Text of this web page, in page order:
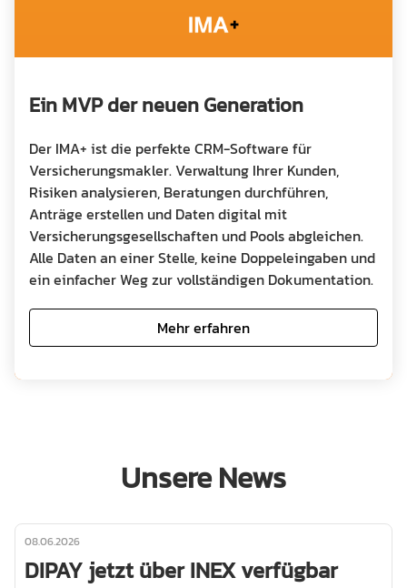
Anleitung
Ausbildung Fachinformatiker
Presse
Kontakt
Datenschutz
Ein MVP der neuen Generation
Der IMA+ ist die perfekte CRM-Software für
Versicherungsmakler. Verwaltung Ihrer Kunden,
Risiken analysieren, Beratungen durchführen,
Anträge erstellen und Daten digital mit
Versicherungsgesellschaften und Pools abgleichen.
Alle Daten an einer Stelle, keine Doppeleingaben und
ein einfacher Weg zur vollständigen Dokumentation.
Mehr erfahren
Unsere News
08.06.2026
DIPAY jetzt über INEX verfügbar